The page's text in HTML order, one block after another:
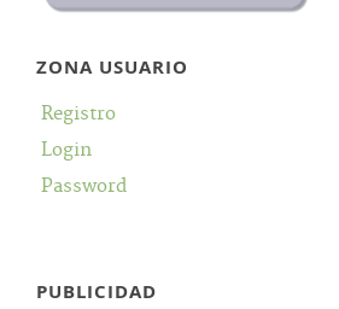
ZONA USUARIO
Registro
Login
Password
PUBLICIDAD